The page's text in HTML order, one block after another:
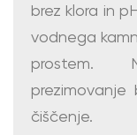
brez klora in
vodnega
prostem.
prezimovanje
čiščenje.